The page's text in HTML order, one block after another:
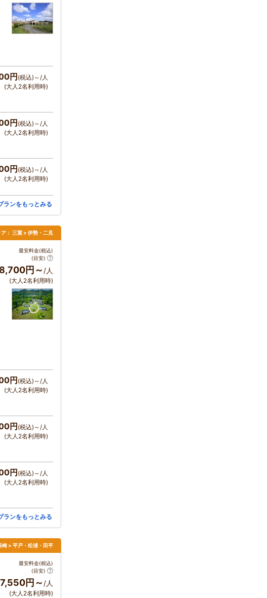
円 (税込)～/人
(大人2名利用時)
円 (税込)～/人
(大人2名利用時)
円 (税込)～/人
(大人2名利用時)
ランをもっとみる
： 三重 > 伊勢・二見
最安料金(税込)
(目安)
円～ /人
(大人2名利用時)
円 (税込)～/人
(大人2名利用時)
円 (税込)～/人
(大人2名利用時)
円 (税込)～/人
(大人2名利用時)
ランをもっとみる
崎 > 平戸・松浦・田平
最安料金(税込)
(目安)
7,550円～ /人
(大人2名利用時)